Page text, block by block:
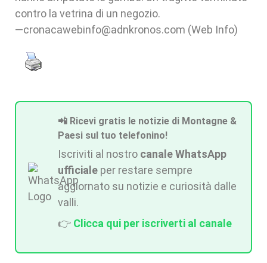
contro la vetrina di un negozio.
—cronacawebinfo@adnkronos.com (Web Info)
📲 Ricevi gratis le notizie di Montagne &
Paesi sul tuo telefonino!
Iscriviti al nostro canale WhatsApp
ufficiale per restare sempre
aggiornato su notizie e curiosità dalle
valli.
👉 Clicca qui per iscriverti al canale